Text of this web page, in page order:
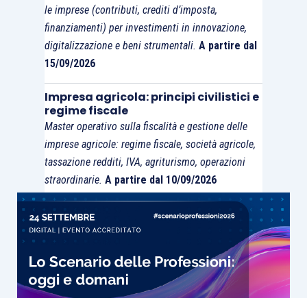
le imprese (contributi, crediti d’imposta,
finanziamenti) per investimenti in innovazione,
digitalizzazione e beni strumentali. A partire dal
15/09/2026
Impresa agricola: principi civilistici e
regime fiscale
Master operativo sulla fiscalità e gestione delle
imprese agricole: regime fiscale, società agricole,
tassazione redditi, IVA, agriturismo, operazioni
straordinarie. A partire dal 10/09/2026